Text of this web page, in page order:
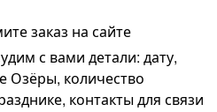
заказ на сайте
с вами детали: дату,
Озёры, количество
контакты для связи